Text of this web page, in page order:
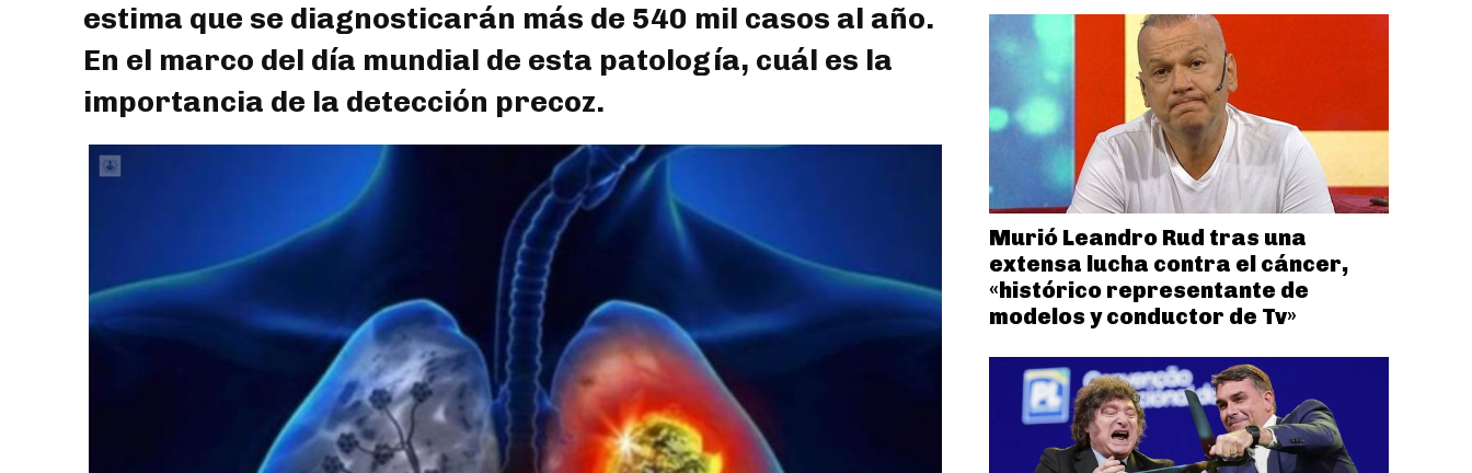
estima que se diagnosticarán más de 540 mil casos al año.
En el marco del día mundial de esta patología, cuál es la
importancia de la detección precoz.
Murió Leandro Rud tras una
extensa lucha contra el cáncer,
«histórico representante de
modelos y conductor de Tv»